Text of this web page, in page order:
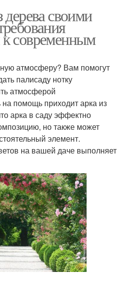
дерева своими
современным
атмосферу? Вам помогут
палисаду нотку
атмосферой
помощь приходит арка из
арка в саду эффектно
но также может
элемент.
на вашей даче выполняет